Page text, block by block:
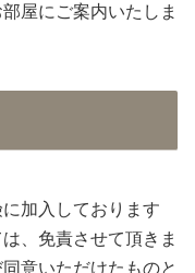
屋にご案内いたしま
加入しております
、免責させて頂きま
意いただけたものと